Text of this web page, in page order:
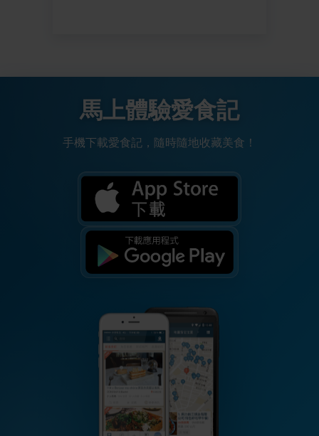
馬上體驗愛食記
手機下載愛食記，隨時隨地收藏美食！